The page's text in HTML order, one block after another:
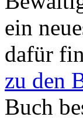
ein
dafür
zu den
Buch